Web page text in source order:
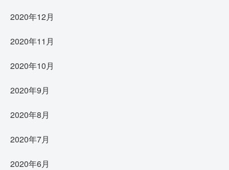
2020年12月
2020年11月
2020年10月
2020年9月
2020年8月
2020年7月
2020年6月